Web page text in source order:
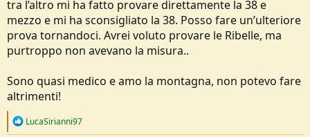
tra l’altro mi ha fatto provare direttamente la 38 e
mezzo e mi ha sconsigliato la 38. Posso fare un’ulteriore
prova tornandoci. Avrei voluto provare le Ribelle, ma
purtroppo non avevano la misura..
Sono quasi medico e amo la montagna, non potevo fare
altrimenti!
RLucaSirianni97